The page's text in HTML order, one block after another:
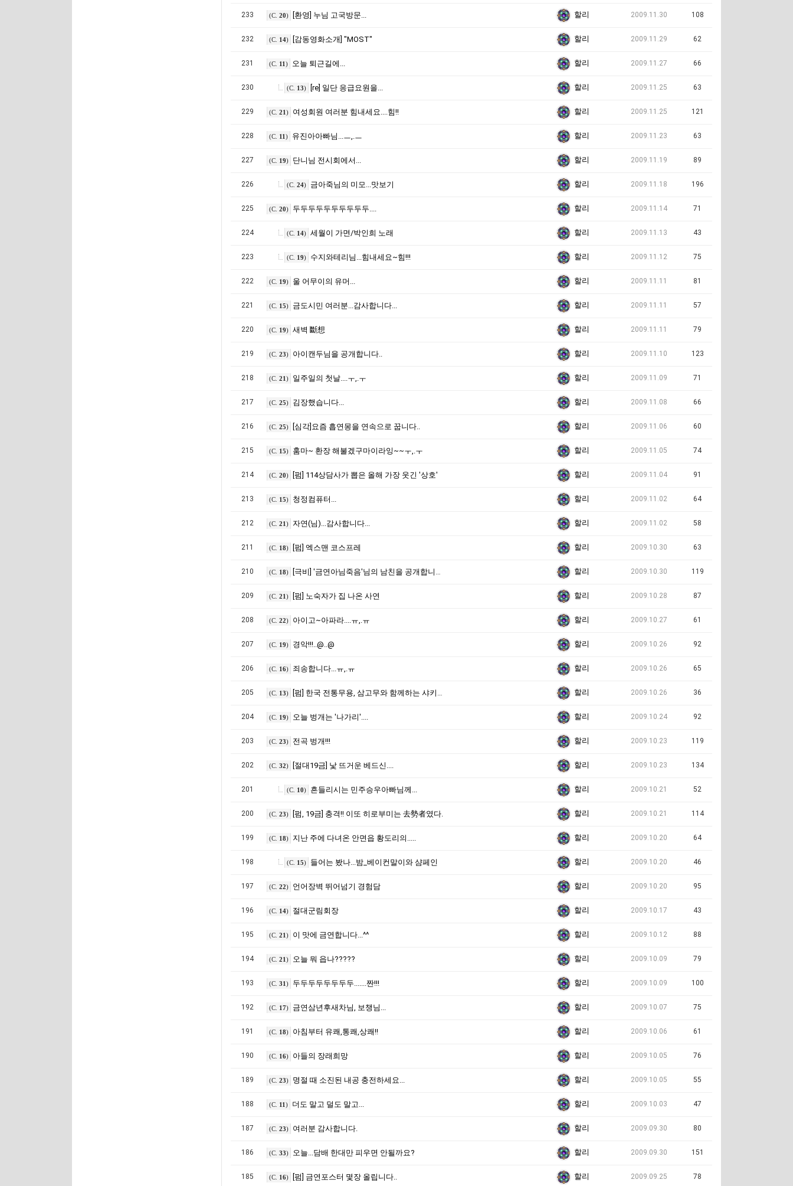
233 (C. 20) [환영] 누님 고국방문... 할리 2009.11.30 108
232 (C. 14) [감동영화소개] "MOST" 할리 2009.11.29 62
231 (C. 11) 오늘 퇴근길에... 할리 2009.11.27 66
230 (C. 13) [re] 일단 응급요원을... 할리 2009.11.25 63
229 (C. 21) 여성회원 여러분 힘내세요....힘!! 할리 2009.11.25 121
228 (C. 11) 유진아아빠님...ㅡ,.ㅡ 할리 2009.11.23 63
227 (C. 19) 단니님 전시회에서... 할리 2009.11.19 89
226 (C. 24) 금아죽님의 미모...맛보기 할리 2009.11.18 196
225 (C. 20) 두두두두두두두두두두.... 할리 2009.11.14 71
224 (C. 14) 세월이 가면/박인희 노래 할리 2009.11.13 43
223 (C. 19) 수지와테리님...힘내세요~힘!!! 할리 2009.11.12 75
222 (C. 19) 울 어무이의 유머... 할리 2009.11.11 81
221 (C. 15) 금도시민 여러분...감사합니다... 할리 2009.11.11 57
220 (C. 19) 새벽 斷想 할리 2009.11.11 79
219 (C. 23) 아이캔두님을 공개합니다.. 할리 2009.11.10 123
218 (C. 21) 일주일의 첫날....ㅜ,.ㅜ 할리 2009.11.09 71
217 (C. 25) 김장했습니다... 할리 2009.11.08 66
216 (C. 25) [심각]요즘 흡연몽을 연속으로 꿉니다.. 할리 2009.11.06 60
215 (C. 15) 훔마~ 환장 해불겠구마이라잉~~ㅜ,.ㅜ 할리 2009.11.05 74
214 (C. 20) [펌] 114상담사가 뽑은 올해 가장 웃긴 '상호' 할리 2009.11.04 91
213 (C. 15) 청정컴퓨터... 할리 2009.11.02 64
212 (C. 21) 자연(님)...감사합니다... 할리 2009.11.02 58
211 (C. 18) [펌] 엑스맨 코스프레 할리 2009.10.30 63
210 (C. 18) [극비] '금연아님죽음'님의 남친을 공개합니다... 할리 2009.10.30 119
209 (C. 21) [펌] 노숙자가 집 나온 사연 할리 2009.10.28 87
208 (C. 22) 아이고~아파라....ㅠ,.ㅠ 할리 2009.10.27 61
207 (C. 19) 경악!!!..@..@ 할리 2009.10.26 92
206 (C. 16) 죄송합니다...ㅠ,.ㅠ 할리 2009.10.26 65
205 (C. 13) [펌] 한국 전통무용, 삼고무와 함께하는 샤키라의 신곡 할리 2009.10.26 36
204 (C. 19) 오늘 벙개는 '나가리'.... 할리 2009.10.24 92
203 (C. 23) 전곡 벙개!!! 할리 2009.10.23 119
202 (C. 32) [절대19금] 낯 뜨거운 베드신.... 할리 2009.10.23 134
201 (C. 10) 흔들리시는 민주승우아빠님께... 할리 2009.10.21 52
200 (C. 23) [펌, 19금] 충격!! 이또 히로부미는 去勢者였다. 할리 2009.10.21 114
199 (C. 18) 지난 주에 다녀온 안면읍 황도리의..... 할리 2009.10.20 64
198 (C. 15) 들어는 봤나...밤_베이컨말이와 샴페인 할리 2009.10.20 46
197 (C. 22) 언어장벽 뛰어넘기 경험담 할리 2009.10.20 95
196 (C. 14) 절대군림회장 할리 2009.10.17 43
195 (C. 21) 이 맛에 금연합니다...^^ 할리 2009.10.12 88
194 (C. 21) 오늘 뭐 읍나????? 할리 2009.10.09 79
193 (C. 31) 두두두두두두두두.......짠!!! 할리 2009.10.09 100
192 (C. 17) 금연삼년후새차님, 보챙님... 할리 2009.10.07 75
191 (C. 18) 아침부터 유쾌,통쾌,상쾌!! 할리 2009.10.06 61
190 (C. 16) 아들의 장래희망 할리 2009.10.05 76
189 (C. 23) 명절 때 소진된 내공 충전하세요... 할리 2009.10.05 55
188 (C. 11) 더도 말고 덜도 말고... 할리 2009.10.03 47
187 (C. 23) 여러분 감사합니다. 할리 2009.09.30 80
186 (C. 33) 오늘...담배 한대만 피우면 안될까요? 할리 2009.09.30 151
185 (C. 16) [펌] 금연포스터 몇장 올립니다.. 할리 2009.09.25 78